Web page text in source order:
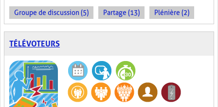
Groupe de discussion (5) Partage (13) Plénière (2)
TÉLÉVOTEURS